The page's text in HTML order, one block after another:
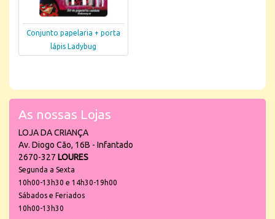
Conjunto papelaria + porta
lápis Ladybug
As nossas Lojas
LOJA DA CRIANÇA
Av. Diogo Cão, 16B - Infantado
2670-327 LOURES
Segunda a Sexta
10h00-13h30 e 14h30-19h00
Sábados e Feriados
10h00-13h30